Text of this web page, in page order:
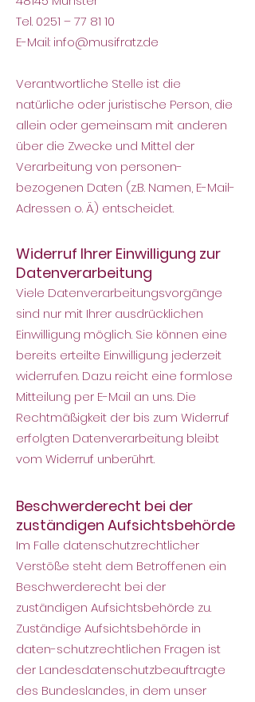
Tel. 0251 – 77 81 10
E-Mail: info@musifratz.de
Verantwortliche Stelle ist die
natürliche oder juristische Person, die
allein oder gemeinsam mit anderen
über die Zwecke und Mittel der
Verarbeitung von personen-
bezogenen Daten (z.B. Namen, E-Mail-
Adressen o. Ä.) entscheidet.
Widerruf Ihrer Einwilligung zur
Datenverarbeitung
Viele Datenverarbeitungsvorgänge
sind nur mit Ihrer ausdrücklichen
Einwilligung möglich. Sie können eine
bereits erteilte Einwilligung jederzeit
widerrufen. Dazu reicht eine formlose
Mitteilung per E-Mail an uns. Die
Rechtmäßigkeit der bis zum Widerruf
erfolgten Datenverarbeitung bleibt
vom Widerruf unberührt.
Beschwerderecht bei der
zuständigen Aufsichtsbehörde
Im Falle datenschutzrechtlicher
Verstöße steht dem Betroffenen ein
Beschwerderecht bei der
zuständigen Aufsichtsbehörde zu.
Zuständige Aufsichtsbehörde in
daten-schutzrechtlichen Fragen ist
der Landesdatenschutzbeauftragte
des Bundeslandes, in dem unser